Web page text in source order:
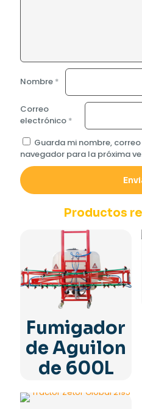
Nombre *
Correo
electrónico *
Guarda mi nombre,
navegador para la próxima
Productos
Fumigador
de Aguilon
de 600L